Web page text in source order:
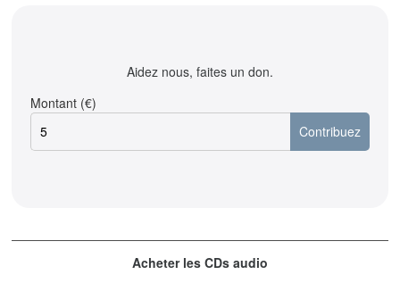
Aidez nous, faites un don.
Montant (€)
Acheter les CDs audio